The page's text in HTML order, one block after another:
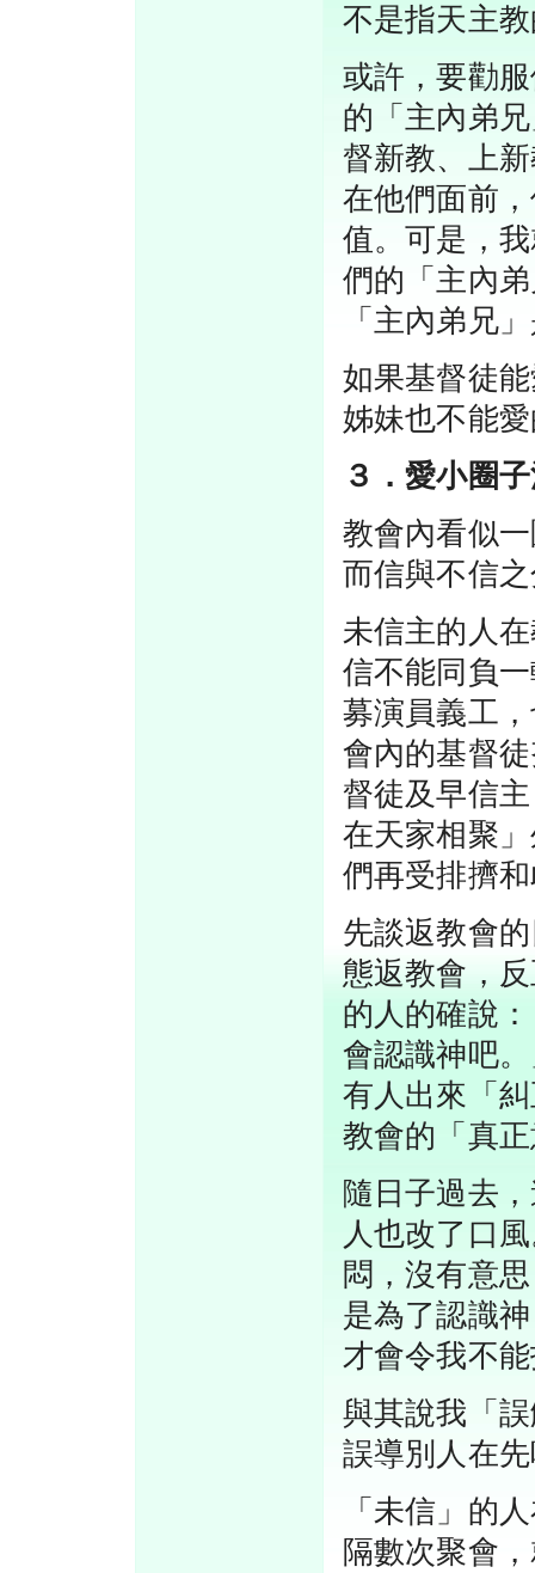
不是指天主
或許，要勸
的「主內弟
督新教、上
在他們面前
值。可是，
們的「主內
「主內弟兄
如果基督徒
姊妹也不能
３．愛小圈
教會內看似
而信與不信
未信主的人
信不能同負
募演員義工
會內的基督
督徒及早信
在天家相聚
們再受排擠
先談返教會
態返教會，
的人的確說
會認識神吧
有人出來「
教會的「真
隨日子過去
人也改了口
悶，沒有意
是為了認識
才會令我不
與其說我「
誤導別人在
「未信」的
隔數次聚會